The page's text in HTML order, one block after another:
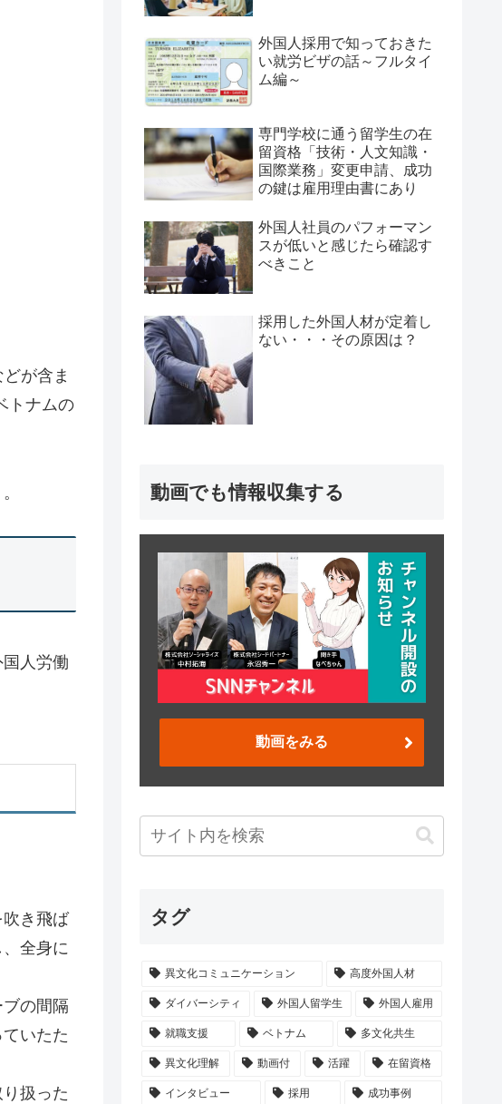
が含ま
トナムの
人労働
き飛ば
全身に
の間隔
いたた
扱った
外国人採用で知っておきた
い就労ビザの話～フルタイ
ム編～
専門学校に通う留学生の在
留資格「技術・人文知識・
国際業務」変更申請、成功
の鍵は雇用理由書にあり
外国人社員のパフォーマン
スが低いと感じたら確認す
べきこと
採用した外国人材が定着し
ない・・・その原因は？
動画でも情報収集する
動画をみる
タグ
異文化コミュニケーション 高度外国人材
ダイバーシティ 外国人留学生 外国人雇用
就職支援 ベトナム 多文化共生
異文化理解 動画付 活躍 在留資格
インタビュー 採用 成功事例